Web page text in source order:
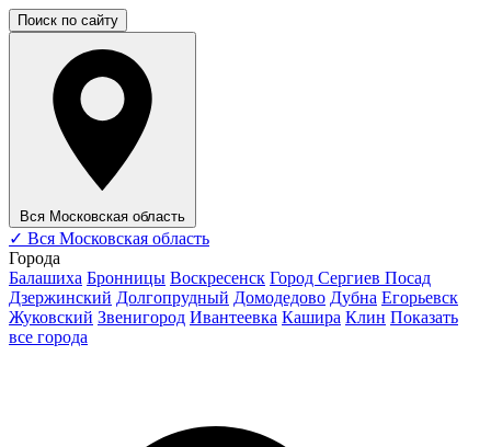
Поиск по сайту
Вся Московская область
✓ Вся Московская область
Города
Балашиха Бронницы Воскресенск Город Сергиев Посад
Дзержинский Долгопрудный Домодедово Дубна Егорьевск
Жуковский Звенигород Ивантеевка Кашира Клин Показать
все города